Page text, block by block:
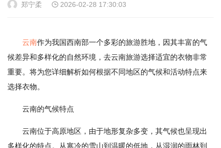
郑宁柔 2026-02-28 17:30:03
云南作为我国西南部一个多彩的旅游胜地，因其丰富的气
候差异和多样化的自然环境，去云南旅游选择适宜的衣物非常
重要。将为您详细解析如何根据不同地区的气候和活动特点来
选择衣物。
云南的气候特点
云南位于高原地区，由于地形复杂多变，其气候也呈现出
多样化的特点。从寒冷的雪山到温暖的低地，从湿润的雨林到